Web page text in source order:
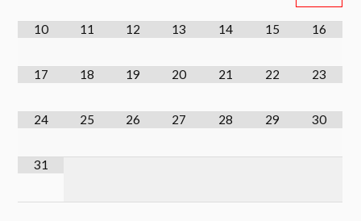
10 11 12 13 14 15 16
17 18 19 20 21 22 23
24 25 26 27 28 29 30
31